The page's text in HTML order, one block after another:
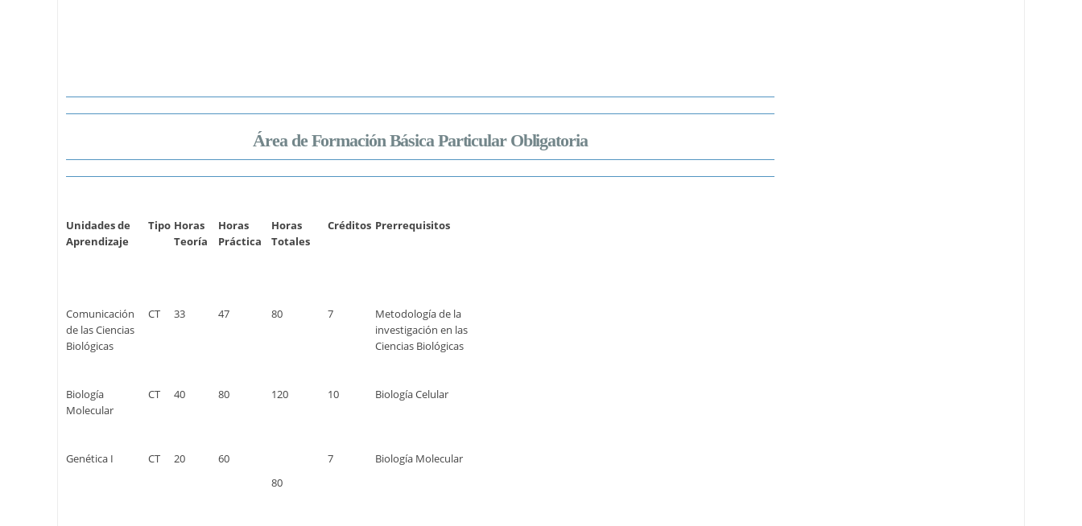
Área de Formación Básica Particular Obligatoria
Unidades de
Aprendizaje
Tipo Horas
Teoría
Horas
Práctica
Horas
Totales
Créditos Prerrequisitos
Comunicación
de las Ciencias
Biológicas
CT 33 47 80 7
Metodología de la
investigación en las
Ciencias Biológicas
Biología
Molecular
CT 40 80 120 10 Biología Celular
Genética I CT 20
60
80
7 Biología Molecular